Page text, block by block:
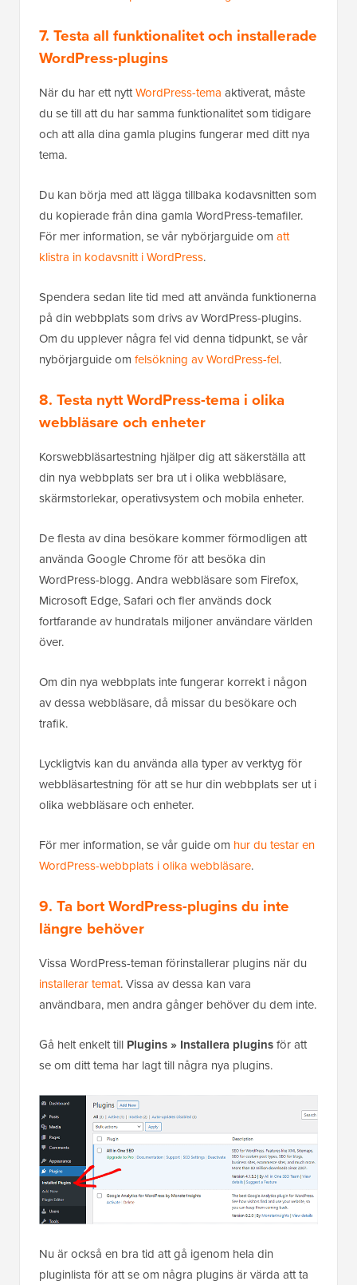
7. Testa all funktionalitet och installerade
WordPress-plugins
När du har ett nyttWordPress-tema aktiverat, måste
du se till att du har samma funktionalitet som tidigare
och att alla dina gamla plugins fungerar med ditt nya
tema.
Du kan börja med att lägga tillbaka kodavsnitten som
du kopierade från dina gamla WordPress-temafiler.
För mer information, se vår nybörjarguide om att
klistra in kodavsnitt i WordPress.
Spendera sedan lite tid med att använda funktionerna
på din webbplats som drivs av WordPress-plugins.
Om du upplever några fel vid denna tidpunkt, se vår
nybörjarguide om felsökning av WordPress-fel.
8. Testa nytt WordPress-tema i olika
webbläsare och enheter
Korswebbläsartestning hjälper dig att säkerställa att
din nya webbplats ser bra ut i olika webbläsare,
skärmstorlekar, operativsystem och mobila enheter.
De flesta av dina besökare kommer förmodligen att
använda Google Chrome för att besöka din
WordPress-blogg. Andra webbläsare som Firefox,
Microsoft Edge, Safari och fler används dock
fortfarande av hundratals miljoner användare världen
över.
Om din nya webbplats inte fungerar korrekt i någon
av dessa webbläsare, då missar du besökare och
trafik.
Lyckligtvis kan du använda alla typer av verktyg för
webbläsartestning för att se hur din webbplats ser ut i
olika webbläsare och enheter.
För mer information, se vår guide om hur du testar en
WordPress-webbplats i olika webbläsare.
9. Ta bort WordPress-plugins du inte
längre behöver
Vissa WordPress-teman förinstallerar plugins när du
installerar temat. Vissa av dessa kan vara
användbara, men andra gånger behöver du dem inte.
Gå helt enkelt till Plugins » Installera pluginsför att
se om ditt tema har lagt till några nya plugins.
Nu är också en bra tid att gå igenom hela din
pluginlista för att se om några plugins är värda att ta